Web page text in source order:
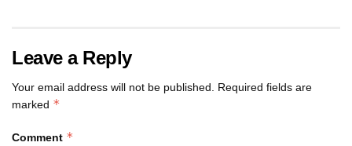
Leave a Reply
Your email address will not be published.
Required fields are
marked *
Comment *